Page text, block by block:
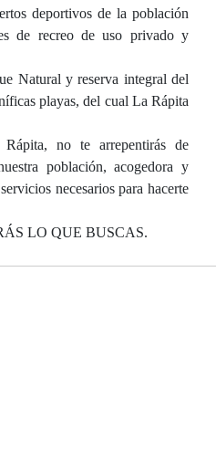
deportivos de la población
de recreo de uso privado y
Natural y reserva integral del
playas, del cual La Rápita
no te arrepentirás de
población, acogedora y
necesarios para hacerte
LO QUE BUSCAS.